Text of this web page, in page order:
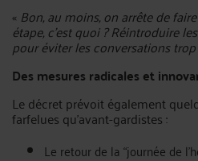
« Bon, au moins, on arrête de
étape, c’est quoi ? Réintroduire
pour éviter les conversations trop
Des mesures radicales et
Le décret prévoit également
farfelues qu’avant-gardistes :
Le retour de la “journée de